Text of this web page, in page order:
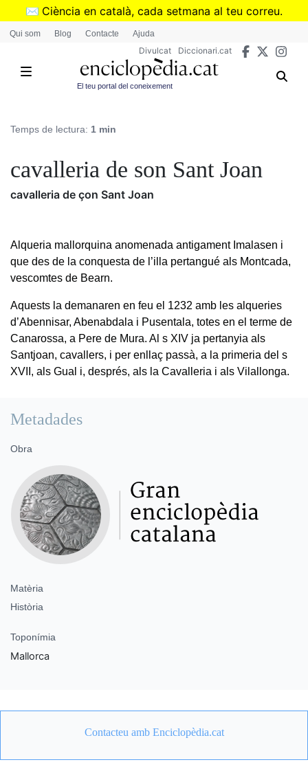
Vés
✉️ Ciència en català, cada setmana al teu correu.
➜Subscriu-te al butlletí de Divulcat
Qui som Blog Contacte Ajuda
Divulcat Diccionari.cat
El teu portal del coneixement
Temps de lectura: 1 min
cavalleria de son Sant Joan
cavalleria de çon Sant Joan
Alqueria mallorquina anomenada antigament Imalasen i
que des de la conquesta de l’illa pertangué als Montcada,
vescomtes de Bearn.
Aquests la demanaren en feu el 1232 amb les alqueries
d’Abennisar, Abenabdala i Pusentala, totes en el terme de
Canarossa, a Pere de Mura. Al s XIV ja pertanyia als
Santjoan, cavallers, i per enllaç passà, a la primeria del s
XVII, als Gual i, després, als la Cavalleria i als Vilallonga.
Metadades
Obra
Matèria
Història
Toponímia
Mallorca
Contacteu amb Enciclopèdia.cat